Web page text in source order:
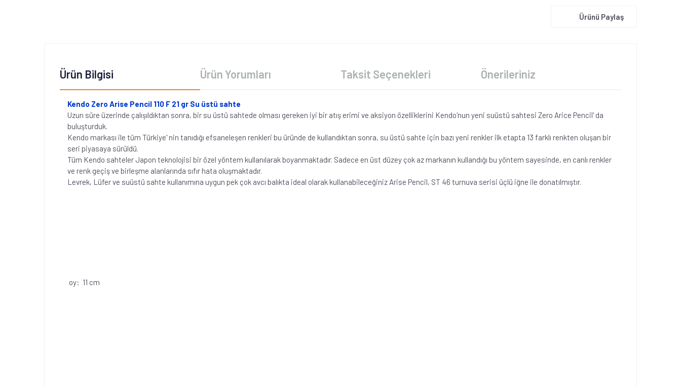
Ürünü Paylaş
Ürün Bilgisi
Kendo Zero Arise Pencil 110 F 21 gr Su üstü sahte
Uzun süre üzerinde çalışıldıktan sonra, bir su üstü sahtede olması gereken iyi bir atış erimi ve aksiyon özelliklerini Kendo'nun yeni suüstü sahtesi Zero Arice Pencil' da
buluşturduk.
Kendo markası ile tüm Türkiye' nin tanıdığı efsaneleşen renkleri bu üründe de kullandıktan sonra, su üstü sahte için bazı yeni renkler ilk etapta 13 farklı renkten oluşan bir
seri piyasaya sürüldü.
Tüm Kendo sahteler Japon teknolojisi bir özel yöntem kullanılarak boyanmaktadır. Sadece en üst düzey çok az markanın kullandığı bu yöntem sayesinde, en canlı renkler
ve renk geçiş ve birleşme alanlarında sıfır hata oluşmaktadır.
Levrek, Lüfer ve suüstü sahte kullanımına uygun pek çok avcı balıkta ideal olarak kullanabileceğiniz Arise Pencil, ST 46 turnuva serisi üçlü iğne ile donatılmıştır.
oy: 11 cm
Ürün Yorumları Taksit Seçenekleri Önerileriniz